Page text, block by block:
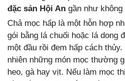
đặc sản Hội An gần như không
Chả mọc hấp là một hỗn hợp
gói bằng lá chuối hoặc lá dong
một đầu rồi đem hấp cách
nhiên những món mọc thường
heo, gà hay vịt. Nếu làm mọc